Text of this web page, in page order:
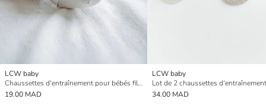
LCW baby
Chaussettes d'entraînement pour bébés filles avec détails en dentelle
19.00 MAD
LCW baby
34.00 MAD